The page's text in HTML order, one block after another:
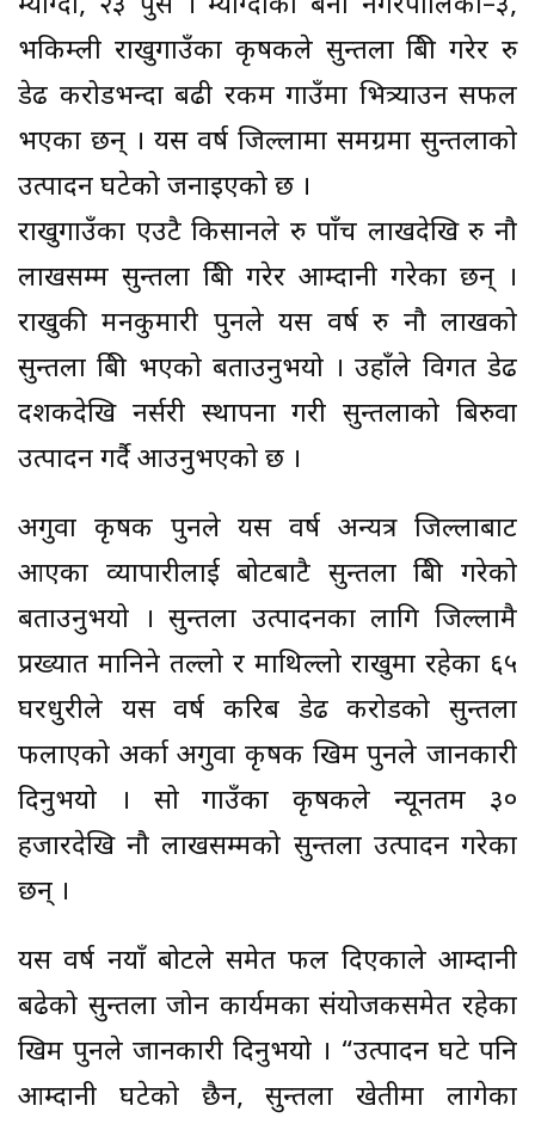
भकिम्ली राखुगाउँका कृषकले सुन्तला बिक्री गरेर रु
डेढ करोडभन्दा बढी रकम गाउँमा भित्र्याउन सफल
भएका छन् । यस वर्ष जिल्लामा समग्रमा सुन्तलाको
उत्पादन घटेको जनाइएको छ ।
राखुगाउँका एउटै किसानले रु पाँच लाखदेखि रु नौ
लाखसम्म सुन्तला बिक्री गरेर आम्दानी गरेका छन् ।
राखुकी मनकुमारी पुनले यस वर्ष रु नौ लाखको
सुन्तला बिक्री भएको बताउनुभयो । उहाँले विगत डेढ
दशकदेखि नर्सरी स्थापना गरी सुन्तलाको बिरुवा
उत्पादन गर्दै आउनुभएको छ ।
अगुवा कृषक पुनले यस वर्ष अन्यत्र जिल्लाबाट
आएका व्यापारीलाई बोटबाटै सुन्तला बिक्री गरेको
बताउनुभयो । सुन्तला उत्पादनका लागि जिल्लामै
प्रख्यात मानिने तल्लो र माथिल्लो राखुमा रहेका ६५
घरधुरीले यस वर्ष करिब डेढ करोडको सुन्तला
फलाएको अर्का अगुवा कृषक खिम पुनले जानकारी
दिनुभयो । सो गाउँका कृषकले न्यूनतम ३०
हजारदेखि नौ लाखसम्मको सुन्तला उत्पादन गरेका
छन् ।
यस वर्ष नयाँ बोटले समेत फल दिएकाले आम्दानी
बढेको सुन्तला जोन कार्यक्रमका संयोजकसमेत रहेका
खिम पुनले जानकारी दिनुभयो । “उत्पादन घटे पनि
आम्दानी घटेको छैन, सुन्तला खेतीमा लागेका